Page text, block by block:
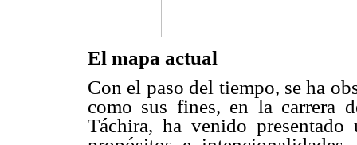
El mapa actual
Con el paso del tiempo, se ha
como sus fines, en la carrera
Táchira, ha venido